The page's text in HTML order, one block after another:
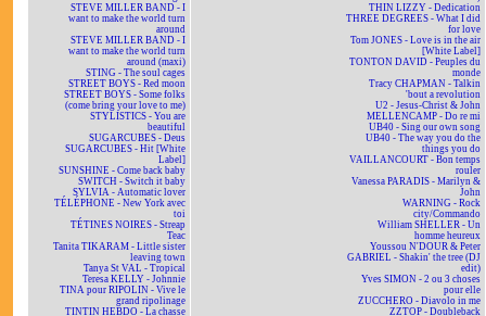
STEVE MILLER BAND - I
want to make the world turn
around
STEVE MILLER BAND - I
want to make the world turn
around (maxi)
STING - The soul cages
STREET BOYS - Red moon
STREET BOYS - Some folks
(come bring your love to me)
STYLISTICS - You are
beautiful
SUGARCUBES - Deus
SUGARCUBES - Hit [White
Label]
SUNSHINE - Come back baby
SWITCH - Switch it baby
SYLVIA - Automatic lover
TÉLÉPHONE - New York avec
toi
TÉTINES NOIRES - Streap
Teac
Tanita TIKARAM - Little sister
leaving town
Tanya St VAL - Tropical
Teresa KELLY - Johnnie
TINA pour RIPOLIN - Vive le
grand ripolinage
TINTIN HEBDO - La chasse
THIN LIZZY - Dedication
THREE DEGREES - What I did
for love
Tom JONES - Love is in the air
[White Label]
TONTON DAVID - Peuples du
monde
Tracy CHAPMAN - Talkin
'bout a revolution
U2 - Jesus-Christ & John
MELLENCAMP - Do re mi
UB40 - Sing our own song
UB40 - The way you do the
things you do
VAILLANCOURT - Bon temps
rouler
Vanessa PARADIS - Marilyn &
John
WARNING - Rock
city/Commando
William SHELLER - Un
homme heureux
Youssou N'DOUR & Peter
GABRIEL - Shakin' the tree (DJ
edit)
Yves SIMON - 2 ou 3 choses
pour elle
ZUCCHERO - Diavolo in me
ZZTOP - Doubleback